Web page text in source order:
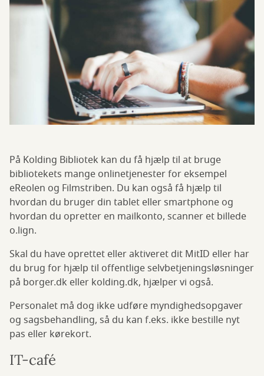
På Kolding Bibliotek kan du få hjælp til at bruge
bibliotekets mange onlinetjenester for eksempel
eReolen og Filmstriben. Du kan også få hjælp til
hvordan du bruger din tablet eller smartphone og
hvordan du opretter en mailkonto, scanner et billede
o.lign.
Skal du have oprettet eller aktiveret dit MitID eller har
du brug for hjælp til offentlige selvbetjeningsløsninger
på borger.dk eller kolding.dk, hjælper vi også.
Personalet må dog ikke udføre myndighedsopgaver
og sagsbehandling, så du kan f.eks. ikke bestille nyt
pas eller kørekort.
IT-café